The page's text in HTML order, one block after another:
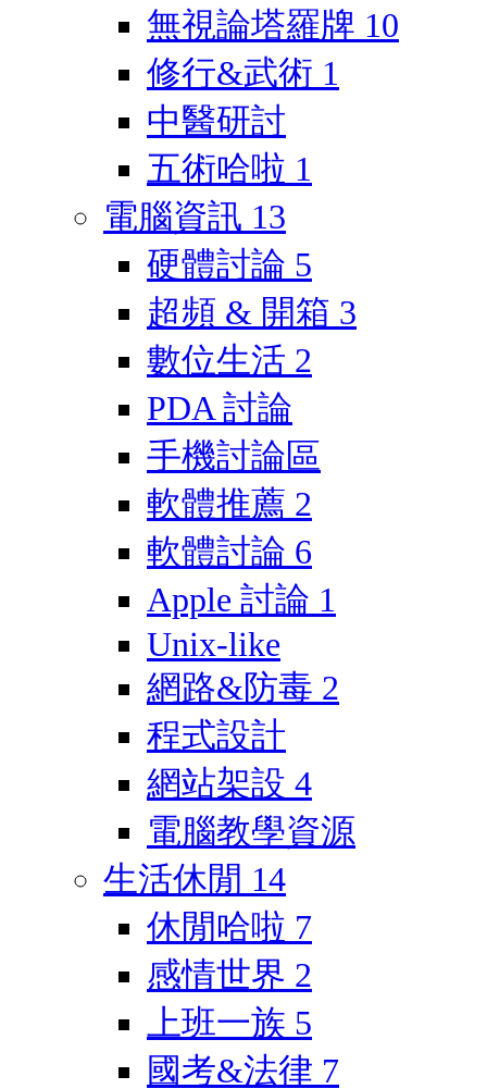
無視論塔羅牌 10
修行&武術 1
中醫研討
五術哈啦 1
電腦資訊 13
硬體討論 5
超頻 & 開箱 3
數位生活 2
PDA 討論
手機討論區
軟體推薦 2
軟體討論 6
Apple 討論 1
Unix-like
網路&防毒 2
程式設計
網站架設 4
電腦教學資源
生活休閒 14
休閒哈啦 7
感情世界 2
上班一族 5
國考&法律 7